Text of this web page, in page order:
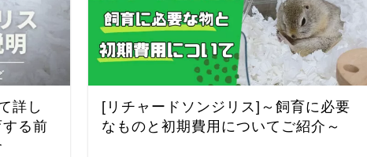
詳し
る前
[リチャードソンジリス]～飼育に必要
なものと初期費用についてご紹介～